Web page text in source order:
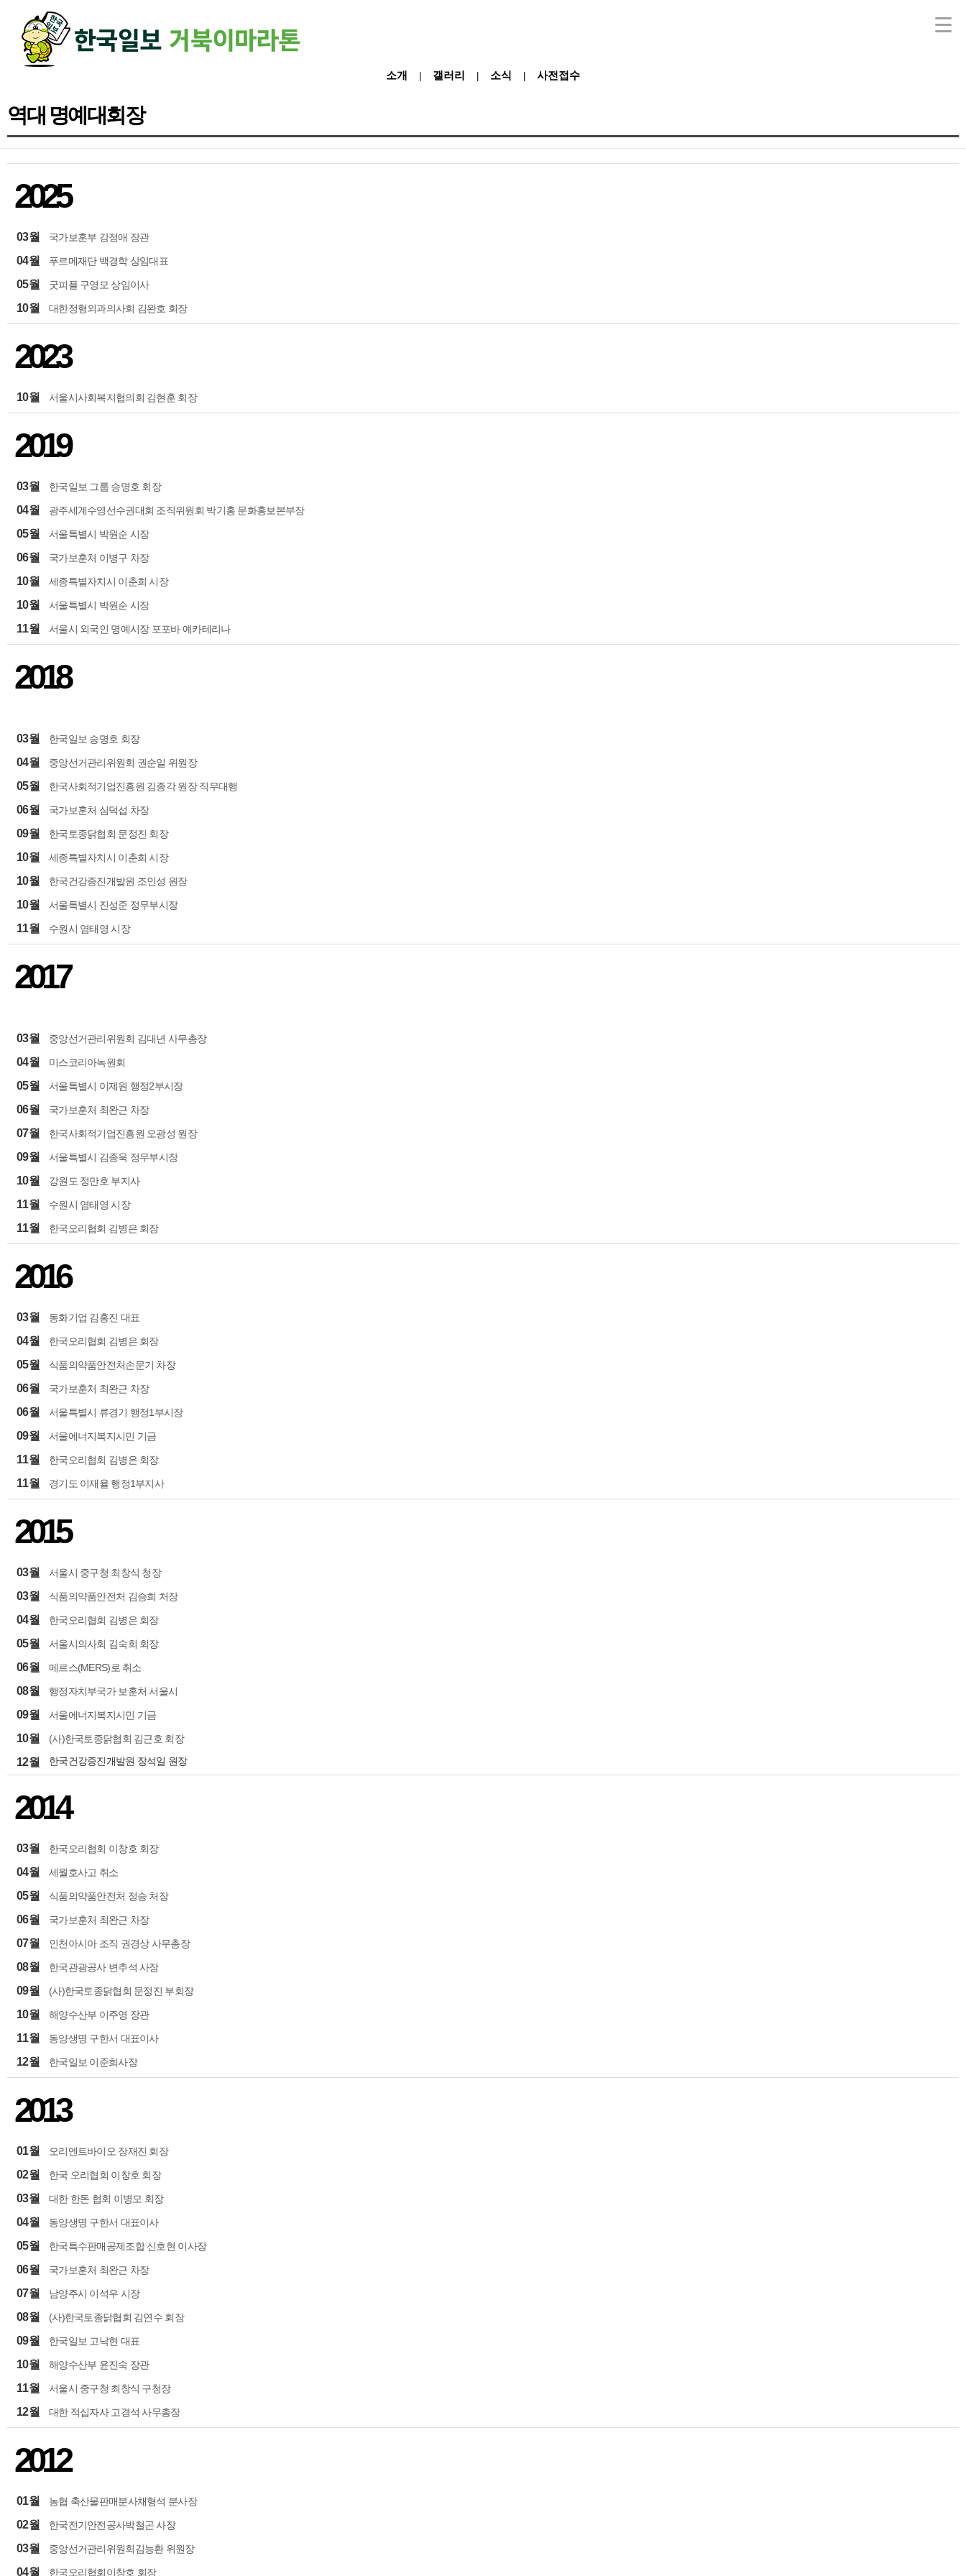
소개 갤러리 소식 사전접수
역대 명예대회장
2025
03월 국가보훈부 강정애 장관
04월 푸르메재단 백경학 상임대표
05월 굿피플 구영모 상임이사
10월 대한정형외과의사회 김완호 회장
2023
10월 서울시사회복지협의회 김현훈 회장
2019
03월 한국일보 그룹 승명호 회장
04월 광주세계수영선수권대회 조직위원회 박기홍 문화홍보본부장
05월 서울특별시 박원순 시장
06월 국가보훈처 이병구 차장
10월 세종특별자치시 이춘희 시장
10월 서울특별시 박원순 시장
11월 서울시 외국인 명예시장 포포바 예카테리나
2018
03월 한국일보 승명호 회장
04월 중앙선거관리위원회 권순일 위원장
05월 한국사회적기업진흥원 김종각 원장 직무대행
06월 국가보훈처 심덕섭 차장
09월 한국토종닭협회 문정진 회장
10월 세종특별자치시 이춘희 시장
10월 한국건강증진개발원 조인성 원장
10월 서울특별시 진성준 정무부시장
11월 수원시 염태영 시장
2017
03월 중앙선거관리위원회 김대년 사무총장
04월 미스코리아녹원회
05월 서울특별시 이제원 행정2부시장
06월 국가보훈처 최완근 차장
07월 한국사회적기업진흥원 오광성 원장
09월 서울특별시 김종욱 정무부시장
10월 강원도 정만호 부지사
11월 수원시 염태영 시장
11월 한국오리협회 김병은 회장
2016
03월 동화기업 김홍진 대표
04월 한국오리협회 김병은 회장
05월 식품의약품안전처손문기 차장
06월 국가보훈처 최완근 차장
06월 서울특별시 류경기 행정1부시장
09월 서울에너지복지시민 기금
11월 한국오리협회 김병은 회장
11월 경기도 이재율 행정1부지사
2015
03월 서울시 중구청 최창식 청장
03월 식품의약품안전처 김승희 처장
04월 한국오리협회 김병은 회장
05월 서울시의사회 김숙희 회장
06월 메르스(MERS)로 취소
08월 행정자치부국가 보훈처 서울시
09월 서울에너지복지시민 기금
10월 (사)한국토종닭협회 김근호 회장
12월 한국건강증진개발원 장석일 원장
2014
03월 한국오리협회 이창호 회장
04월 세월호사고 취소
05월 식품의약품안전처 정승 처장
06월 국가보훈처 최완근 차장
07월 인천아시아 조직 권경상 사무총장
08월 한국관광공사 변추석 사장
09월 (사)한국토종닭협회 문정진 부회장
10월 해양수산부 이주영 장관
11월 동양생명 구한서 대표이사
12월 한국일보 이준희사장
2013
01월 오리엔트바이오 장재진 회장
02월 한국 오리협회 이창호 회장
03월 대한 한돈 협회 이병모 회장
04월 동양생명 구한서 대표이사
05월 한국특수판매공제조합 신호현 이사장
06월 국가보훈처 최완근 차장
07월 남양주시 이석우 시장
08월 (사)한국토종닭협회 김연수 회장
09월 한국일보 고낙현 대표
10월 해양수산부 윤진숙 장관
11월 서울시 중구청 최창식 구청장
12월 대한 적십자사 고경석 사무총장
2012
01월 농협 축산물판매분사채형석 분사장
02월 한국전기안전공사박철곤 사장
03월 중앙선거관리위원회김능환 위원장
04월 한국오리협회이창호 회장
하단 영역